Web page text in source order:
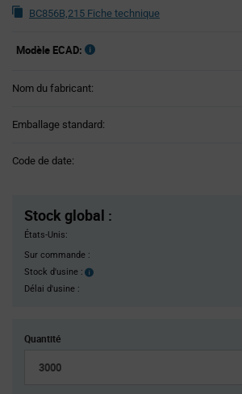
BC856B,215 Fiche technique
Modèle ECAD:
Nom du fabricant:
Emballage standard:
Code de date:
Stock global :
États-Unis:
Sur commande :
Stock d'usine :
Stock
Délai d'usine :
Quantité